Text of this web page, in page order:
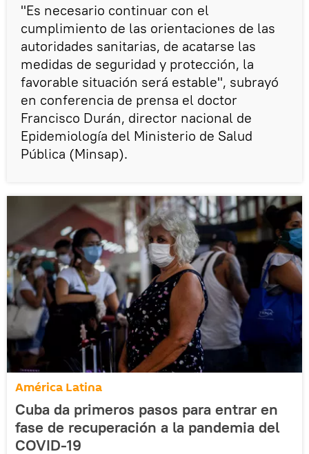
"Es necesario continuar con el
cumplimiento de las orientaciones de las
autoridades sanitarias, de acatarse las
medidas de seguridad y protección, la
favorable situación será estable", subrayó
en conferencia de prensa el doctor
Francisco Durán, director nacional de
Epidemiología del Ministerio de Salud
Pública (Minsap).
América Latina
Cuba da primeros pasos para entrar en
fase de recuperación a la pandemia del
COVID-19